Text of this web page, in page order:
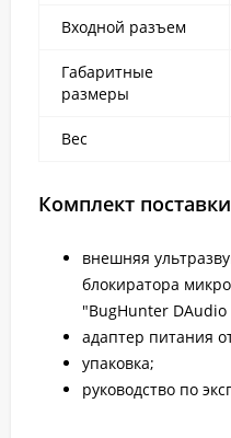
Входной разъем
Габаритные
размеры
Вес
Комплект
внешняя
блокиратора
"BugHunter DAudio
адаптер питания
упаковка;
руководство по